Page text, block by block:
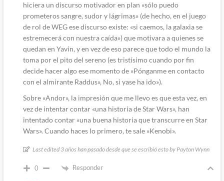
hiciera un discurso motivador en plan «sólo puedo
prometeros sangre, sudor y lágrimas» (de hecho, en el juego
de rol de WEG ese discurso existe: «si caemos, la galaxia se
estremecerá con nuestra caída») que motivara a quienes se
quedan en Yavin, y en vez de eso parece que todo el mundo la
toma por el pito del sereno (es tristísimo cuando por fin
decide hacer algo ese momento de «Pónganme en contacto
con el almirante Raddus», No, si yase ha ido»).
Sobre «Andor», la impresión que me llevo es que esta vez, en
vez de intentar contar «una historia de Star Wars», han
intentado contar «una buena historia que transcurre en Star
Wars». Cuando haces lo primero, te sale «Kenobi».
Last edited 3 años han pasado desde que se escribió esto by Payton Wynn
0 Responder